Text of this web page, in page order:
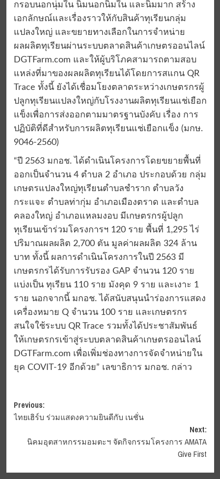
กรอบนอกนุ่มใน นิ่มนอกนิ่มใน และนิ่มมาก สร้าง
เอกลักษณ์และเรื่องราวให้กับสินค้าทุเรียนกลุ่ม
แปลงใหญ่ และขยายทางเลือกในการจำหน่าย
ผลผลิตทุเรียนผ่านระบบตลาดสินค้าเกษตรออนไลน์
DGTFarm.com และให้ผู้บริโภคสามารถตามสอบ
แหล่งที่มาของผลผลิตทุเรียนได้โดยการสแกน QR
Trace ทั้งนี้ ยังได้เชื่อมโยงตลาดระหว่างเกษตรกรผู้
ปลูกทุเรียนแปลงใหญ่กับโรงงานผลิตทุเรียนแช่เยือก
แข็งเพื่อการส่งออกตามมาตรฐานบังคับ เรื่อง การ
ปฏิบัติที่ดีสำหรับการผลิตทุเรียนแช่เยือกแข็ง (มกษ.
9046-2560)
“ปี 2563 มกอช. ได้ดำเนินโครงการโดยขยายพื้นที่
ออกเป็นจำนวน 4 ตำบล 2 อำเภอ ประกอบด้วย กลุ่ม
เกษตรแปลงใหญ่ทุเรียนตำบลชำราก ตำบลวัง
กระแจะ ตำบลท่ากุ่ม อำเภอเมืองตราด และตำบล
คลองใหญ่ อำเภอแหลมงอบ มีเกษตรกรผู้ปลูก
ทุเรียนเข้าร่วมโครงการฯ 120 ราย พื้นที่ 1,295 ไร่
ปริมาณผลผลิต 2,700 ตัน มูลค่าผลผลิต 324 ล้าน
บาท ทั้งนี้ ผลการดำเนินโครงการในปี 2563 มี
เกษตรกรได้รับการรับรอง GAP จำนวน 120 ราย
แบ่งเป็น ทุเรียน 110 ราย มังคุด 9 ราย และเงาะ 1
ราย นอกจากนี้ มกอช. ได้สนับสนุนนำร่องการแสดง
เครื่องหมาย Q จำนวน 100 ราย และเกษตรกร
สนใจใช้ระบบ QR Trace รวมทั้งได้ประชาสัมพันธ์
ให้เกษตรกรเข้าสู่ระบบตลาดสินค้าเกษตรออนไลน์
DGTFarm.com เพื่อเพิ่มช่องทางการจัดจำหน่ายใน
ยุค COVIT-19 อีกด้วย” เลขาธิการ มกอช. กล่าว
Post
navigation
Previous:
ไทยเฮิร์บ ร่วมแสดงความยินดีกับ เนชั่น
Next:
นิคมอุตสาหกรรมอมตะฯ จัดกิจกรรมโครงการ AMATA
Give First